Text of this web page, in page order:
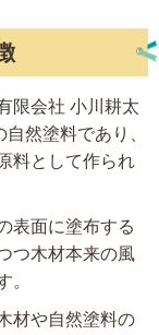
限会社 小川耕太
然塗料であり、
料として作られ
表面に塗布する
つ木材本来の風
。
材や自然塗料の